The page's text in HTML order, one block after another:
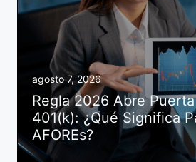
agosto 7, 2026
Regla 2026 Abre
401(k): ¿Qué Significa
AFOREs?